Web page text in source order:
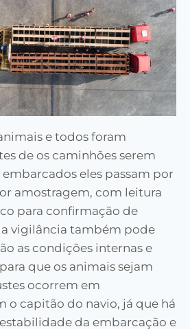
e todos foram
de os caminhões serem
embarcados eles passam por
amostragem, com leitura
para confirmação de
vigilância também pode
as condições internas e
que os animais sejam
ocorrem em
o capitão do navio, já que há
da embarcação e